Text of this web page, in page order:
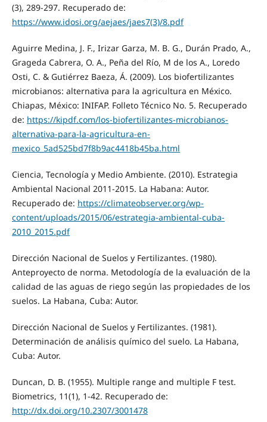
(3), 289-297. Recuperado de:
https://www.idosi.org/aejaes/jaes7(3)/8.pdf
Aguirre Medina, J. F., Irizar Garza, M. B. G., Durán Prado, A.,
Grageda Cabrera, O. A., Peña del Río, M de los A., Loredo
Osti, C. & Gutiérrez Baeza, Á. (2009). Los biofertilizantes
microbianos: alternativa para la agricultura en México.
Chiapas, México: INIFAP. Folleto Técnico No. 5. Recuperado
de: https://kipdf.com/los-biofertilizantes-microbianos-
alternativa-para-la-agricultura-en-
mexico_5ad525bd7f8b9ac4418b45ba.html
Ciencia, Tecnología y Medio Ambiente. (2010). Estrategia
Ambiental Nacional 2011-2015. La Habana: Autor.
Recuperado de: https://climateobserver.org/wp-
content/uploads/2015/06/estrategia-ambiental-cuba-
2010_2015.pdf
Dirección Nacional de Suelos y Fertilizantes. (1980).
Anteproyecto de norma. Metodología de la evaluación de la
calidad de las aguas de riego según las propiedades de los
suelos. La Habana, Cuba: Autor.
Dirección Nacional de Suelos y Fertilizantes. (1981).
Determinación de análisis químico del suelo. La Habana,
Cuba: Autor.
Duncan, D. B. (1955). Multiple range and multiple F test.
Biometrics, 11(1), 1-42. Recuperado de:
http://dx.doi.org/10.2307/3001478